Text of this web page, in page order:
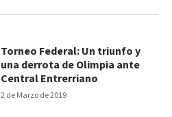
2 de Marzo de 2019
Torneo Federal: Un triunfo y
una derrota de Olimpia ante
Central Entrerriano